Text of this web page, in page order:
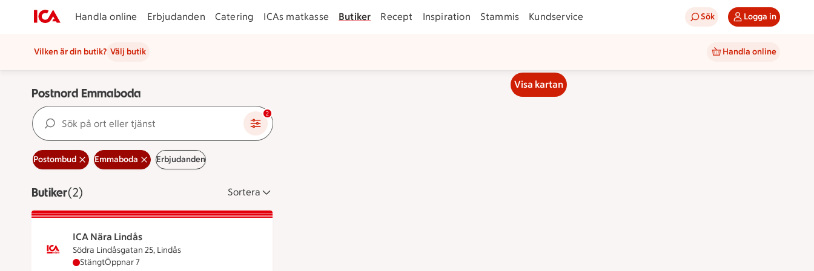
Handla online Erbjudanden Catering ICAs matkasse Butiker Recept Inspiration Stammis Kundservice Sök Logga in
Vilken är din butik? Välj butik Handla online
Postnord Emmaboda
Sök på ort eller tjänst 2
Postombud Emmaboda Erbjudanden
ButikerVisar 2 stycken
(2) Sortera
ICA Nära Lindås
Södra Lindåsgatan 25, Lindås
ICA Nära Lindås har stängt, öppnar klockan 7
StängtÖppnar 7
Visa kartan